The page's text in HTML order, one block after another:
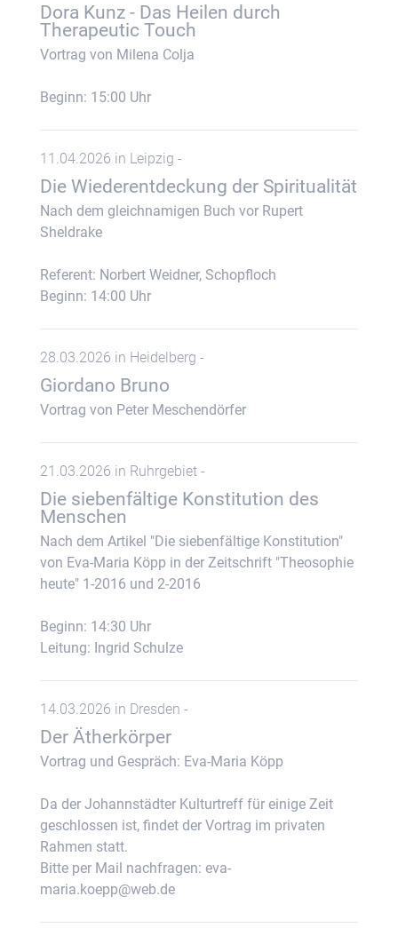
Dora Kunz - Das Heilen durch
Therapeutic Touch
Vortrag von Milena Colja
Beginn: 15:00 Uhr
11.04.2026 in Leipzig -
Die Wiederentdeckung der Spiritualität
Nach dem gleichnamigen Buch vor Rupert
Sheldrake
Referent: Norbert Weidner, Schopfloch
Beginn: 14:00 Uhr
28.03.2026 in Heidelberg -
Giordano Bruno
Vortrag von Peter Meschendörfer
21.03.2026 in Ruhrgebiet -
Die siebenfältige Konstitution des
Menschen
Nach dem Artikel "Die siebenfältige Konstitution"
von Eva-Maria Köpp in der Zeitschrift "Theosophie
heute" 1-2016 und 2-2016
Beginn: 14:30 Uhr
Leitung: Ingrid Schulze
14.03.2026 in Dresden -
Der Ätherkörper
Vortrag und Gespräch: Eva-Maria Köpp
Da der Johannstädter Kulturtreff für einige Zeit
geschlossen ist, findet der Vortrag im privaten
Rahmen statt.
Bitte per Mail nachfragen: eva-
maria.koepp@web.de